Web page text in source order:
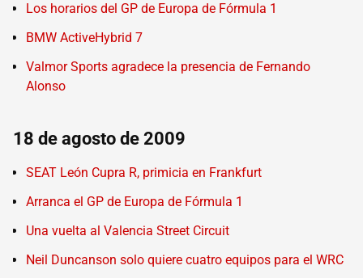
Los horarios del GP de Europa de Fórmula 1
BMW ActiveHybrid 7
Valmor Sports agradece la presencia de Fernando
Alonso
18 de agosto de 2009
SEAT León Cupra R, primicia en Frankfurt
Arranca el GP de Europa de Fórmula 1
Una vuelta al Valencia Street Circuit
Neil Duncanson solo quiere cuatro equipos para el WRC